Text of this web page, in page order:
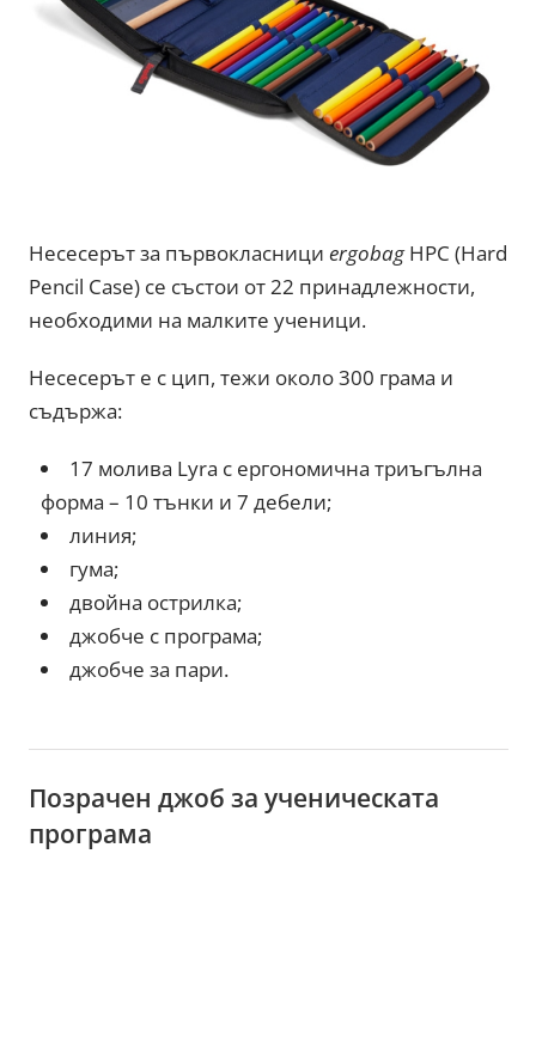
Несесерът за първокласнициergobagHPC (Hard
Pencil Case) се състои от 22 принадлежности,
необходими на малките ученици.
Несесерът е с цип, тежи около 300 грама и
съдържа:
17 молива Lyra с ергономична триъгълна
форма – 10 тънки и 7 дебели;
линия;
гума;
двойна острилка;
джобче с програма;
джобче за пари.
Позрачен джоб за ученическата
програма